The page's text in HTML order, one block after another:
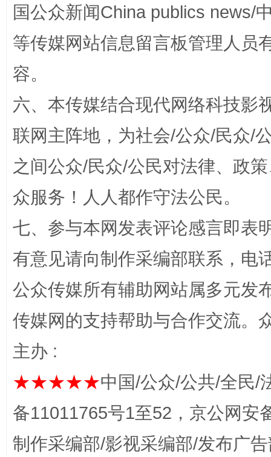
招工难、用工荒背后
网上购药对药下症？
这是一记警钟！ 谢
国公众新闻China publics news/
等传媒网站信息留言板管理人员
容。
六、本传媒结合现代网络科技影
联网主阵地，为社会/公众/民众/
之间公众/民众/公民对法律、政
众服务！人人都作守法公民。
七、参与本网发表评论感言即表
有意见请向制作采编部联系，电
公众传媒所有辅助网站属多元发
传媒网的支持帮助与合作交流。
主办 :
★★★★★中国/公众/公共/全民/
备11011765号1至52，京公网安
制作采编部/影视采编部/发布广